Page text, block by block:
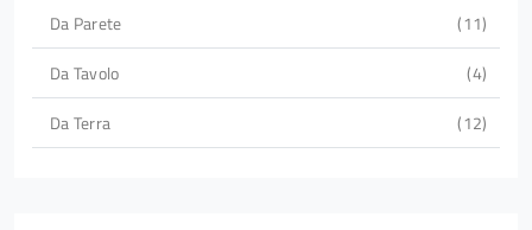
Da Parete
11
Da Tavolo
4
Da Terra
12